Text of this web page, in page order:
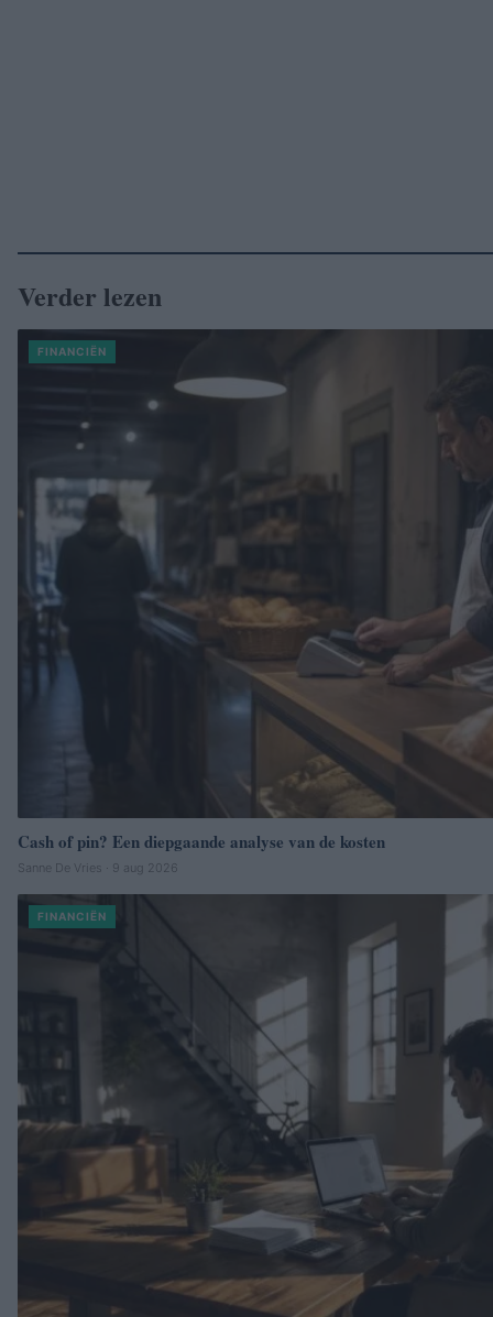
Verder lezen
FINANCIËN
Cash of pin? Een diepgaande analyse van de kosten
Sanne De Vries · 9 aug 2026
FINANCIËN